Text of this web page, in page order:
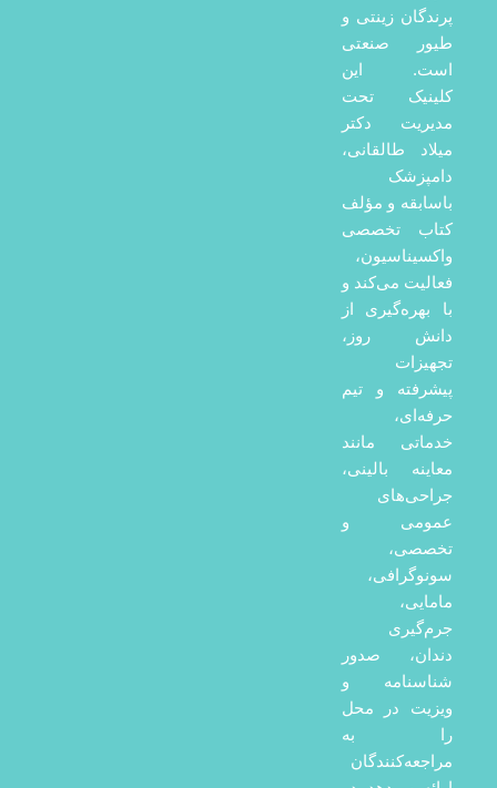
پرندگان زینتی و
طیور صنعتی
است. این
کلینیک تحت
مدیریت دکتر
میلاد طالقانی،
دامپزشک
باسابقه و مؤلف
کتاب تخصصی
واکسیناسیون،
فعالیت می‌کند و
با بهره‌گیری از
دانش روز،
تجهیزات
پیشرفته و تیم
حرفه‌ای،
خدماتی مانند
معاینه بالینی،
جراحی‌های
عمومی و
تخصصی،
سونوگرافی،
مامایی،
جرم‌گیری
دندان، صدور
شناسنامه و
ویزیت در محل
را به
مراجعه‌کنندگان